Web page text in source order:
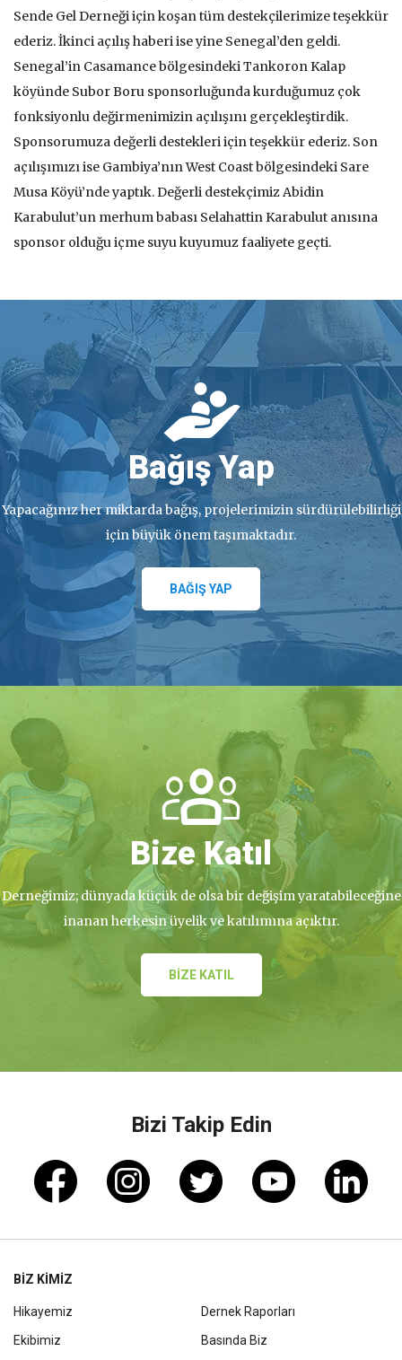
Sende Gel Derneği için koşan tüm destekçilerimize teşekkür
ederiz. İkinci açılış haberi ise yine Senegal’den geldi.
Senegal’in Casamance bölgesindeki Tankoron Kalap
köyünde Subor Boru sponsorluğunda kurduğumuz çok
fonksiyonlu değirmenimizin açılışını gerçekleştirdik.
Sponsorumuza değerli destekleri için teşekkür ederiz. Son
açılışımızı ise Gambiya’nın West Coast bölgesindeki Sare
Musa Köyü’nde yaptık. Değerli destekçimiz Abidin
Karabulut’un merhum babası Selahattin Karabulut anısına
sponsor olduğu içme suyu kuyumuz faaliyete geçti.
Bağış Yap
Yapacağınız her miktarda bağış, projelerimizin sürdürülebilirliği
için büyük önem taşımaktadır.
BAĞIŞ YAP
Bize Katıl
Derneğimiz; dünyada küçük de olsa bir değişim yaratabileceğine
inanan herkesin üyelik ve katılımına açıktır.
BİZE KATIL
Bizi Takip Edin
BİZ KİMİZ
Hikayemiz
Dernek Raporları
Ekibimiz
Basında Biz